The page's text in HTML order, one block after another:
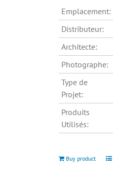
Emplacement:
Distributeur:
Architecte:
Photographe:
Type de
Projet:
Produits
Utilisés:
Buy product